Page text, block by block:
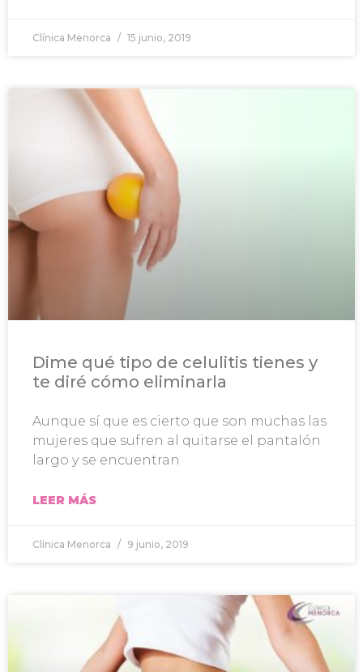
Clínica Menorca 15 junio, 2019
Dime qué tipo de celulitis tienes y
te diré cómo eliminarla
Aunque sí que es cierto que son muchas las
mujeres que sufren al quitarse el pantalón
largo y se encuentran
LEER MÁS
Clínica Menorca 9 junio, 2019